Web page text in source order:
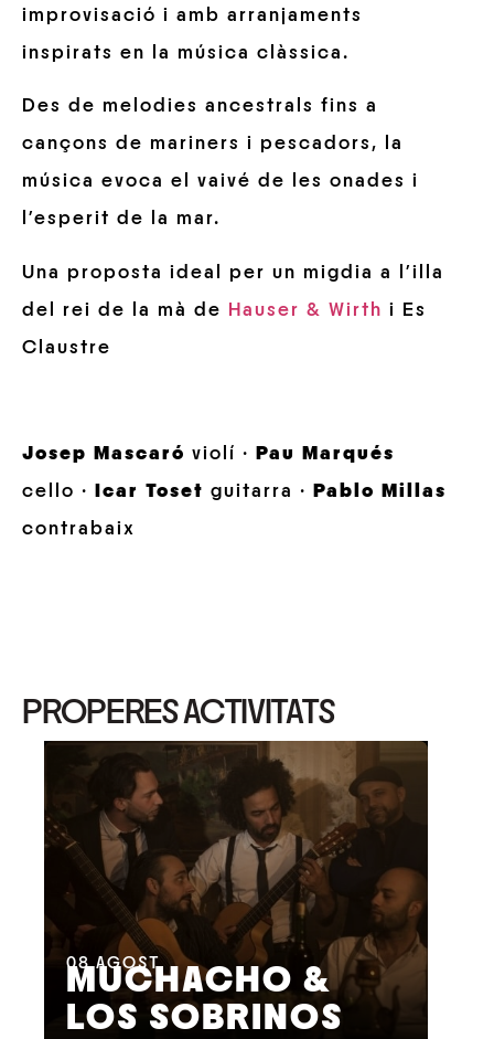
improvisació i amb arranjaments
inspirats en la música clàssica.
Des de melodies ancestrals fins a
cançons de mariners i pescadors, la
música evoca el vaivé de les onades i
l’esperit de la mar.
Una proposta ideal per un migdia a l’illa
del rei de la mà de
Hauser & Wirth i Es
Claustre
Josep Mascaró violí ·
Pau Marqués
cello ·
Icar Toset guitarra ·
Pablo Millas
contrabaix
PROPERES ACTIVITATS
08 AGOST
MUCHACHO &
LOS SOBRINOS